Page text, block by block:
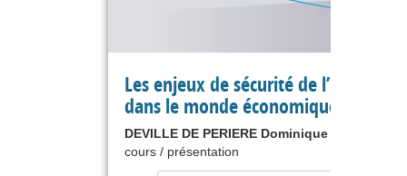
Les enjeux de sécurité de
dans le monde économique
DEVILLE DE PERIERE Dominique
cours / présentation